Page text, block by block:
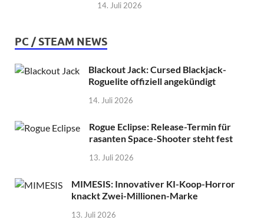
14. Juli 2026
PC / STEAM NEWS
Blackout Jack: Cursed Blackjack-
Roguelite offiziell angekündigt
14. Juli 2026
Rogue Eclipse: Release-Termin für
rasanten Space-Shooter steht fest
13. Juli 2026
MIMESIS: Innovativer KI-Koop-Horror
knackt Zwei-Millionen-Marke
13. Juli 2026